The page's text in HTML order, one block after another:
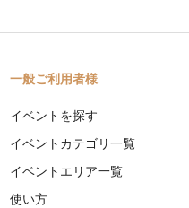
一般ご利用者様
イベントを探す
イベントカテゴリ一覧
イベントエリア一覧
使い方